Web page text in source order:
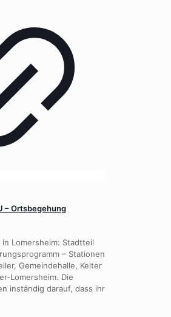
– Ortsbegehung
Lomersheim: Stadtteil
– Stationen
Gemeindehalle, Kelter
Lomersheim. Die
inständig darauf, dass ihr